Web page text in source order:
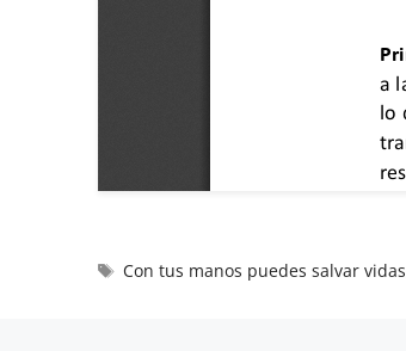
Con tus manos puedes salvar vidas